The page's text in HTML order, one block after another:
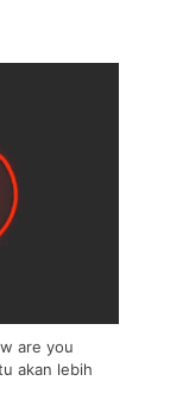
are you
akan lebih